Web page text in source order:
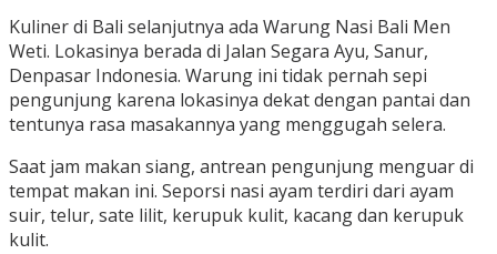
Kuliner di Bali selanjutnya ada Warung Nasi Bali Men
Weti. Lokasinya berada di Jalan Segara Ayu, Sanur,
Denpasar Indonesia. Warung ini tidak pernah sepi
pengunjung karena lokasinya dekat dengan pantai dan
tentunya rasa masakannya yang menggugah selera.
Saat jam makan siang, antrean pengunjung menguar di
tempat makan ini. Seporsi nasi ayam terdiri dari ayam
suir, telur, sate lilit, kerupuk kulit, kacang dan kerupuk
kulit.